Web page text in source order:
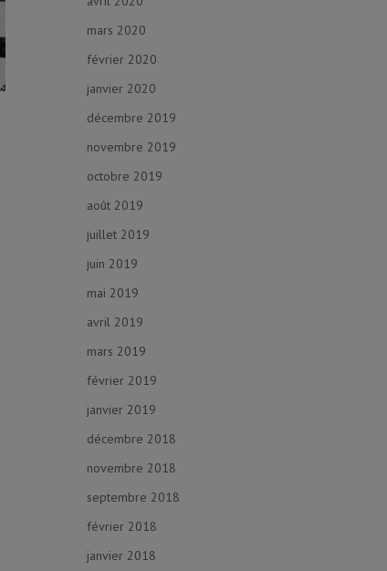
mars 2020
février 2020
janvier 2020
décembre 2019
novembre 2019
octobre 2019
août 2019
juillet 2019
juin 2019
mai 2019
avril 2019
mars 2019
février 2019
janvier 2019
décembre 2018
novembre 2018
septembre 2018
février 2018
janvier 2018